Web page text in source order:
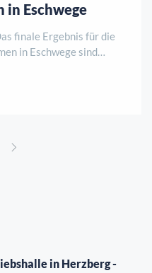
in Eschwege
finale Ergebnis für die
in Eschwege sind
in Herzberg -